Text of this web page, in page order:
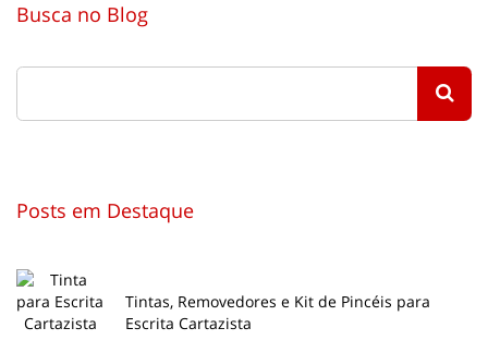
Busca no Blog
Posts em Destaque
Tintas, Removedores e Kit de Pincéis para
Escrita Cartazista